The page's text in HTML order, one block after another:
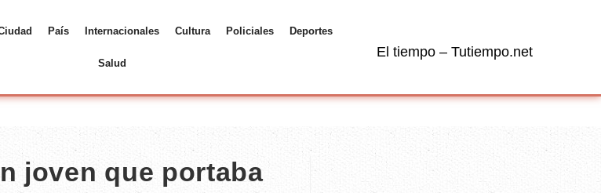
País Internacionales Cultura Policiales Deportes
Salud
El tiempo – Tutiempo.net
joven que portaba